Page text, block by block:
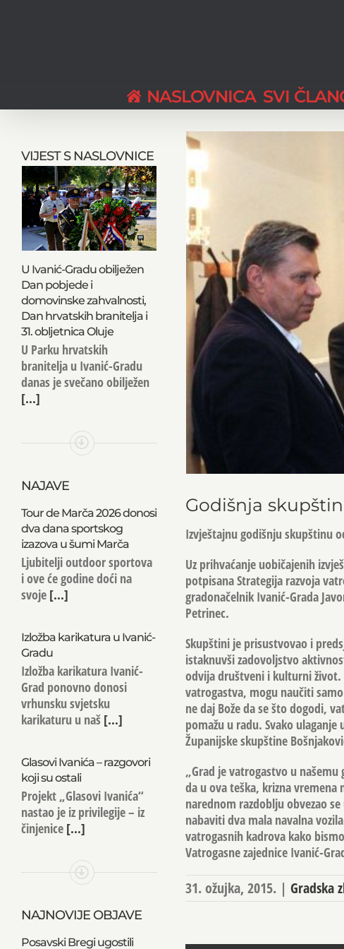
NASLOVNICA SVI
View
Larger
Image
Godišnja
Izvještajnu godišnju skupštinu
Uz prihvaćanje uobičajenih
potpisana Strategija razvoja
gradonačelnik Ivanić-Grada
Petrinec.
Skupštini je prisustvovao i
istaknuvši zadovoljstvo
odvija društveni i kulturni život.
vatrogastva, mogu naučiti
ne daj Bože da se što dogodi,
pomažu u radu. Svako
Županijske skupštine
„Grad je vatrogastvo u
da u ova teška, krizna vremena
narednom razdoblju obvezao
nabaviti dva mala navalna
vatrogasnih kadrova kako
Vatrogasne zajednice Ivanić-
31. ožujka, 2015. | Gradska
VIJEST S NASLOVNICE
U Ivanić-Gradu obilježen
Dan pobjede i
domovinske zahvalnosti,
Dan hrvatskih branitelja i
31. obljetnica Oluje
U Parku hrvatskih
branitelja u Ivanić-Gradu
danas je svečano obilježen
[...]
NAJAVE
Tour de Marča 2026 donosi
dva dana sportskog
izazova u šumi Marča
Ljubitelji outdoor sportova
i ove će godine doći na
svoje[...]
Izložba karikatura u Ivanić-
Gradu
Izložba karikatura Ivanić-
Grad ponovno donosi
vrhunsku svjetsku
karikaturu u naš[...]
Glasovi Ivanića – razgovori
koji su ostali
Projekt „Glasovi Ivanića“
nastao je iz privilegije – iz
činjenice[...]
NAJNOVIJE OBJAVE
Posavski Bregi ugostili